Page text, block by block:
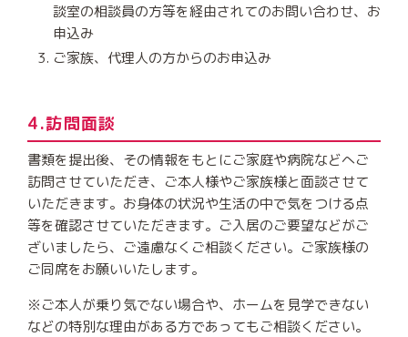
談室の相談員の方等を経由されてのお問い合わせ、お
申込み
ご家族、代理人の方からのお申込み
4.訪問面談
書類を提出後、その情報をもとにご家庭や病院などへご
訪問させていただき、ご本人様やご家族様と面談させて
いただきます。お身体の状況や生活の中で気をつける点
等を確認させていただきます。ご入居のご要望などがご
ざいましたら、ご遠慮なくご相談ください。ご家族様の
ご同席をお願いいたします。
※ご本人が乗り気でない場合や、ホームを見学できない
などの特別な理由がある方であってもご相談ください。